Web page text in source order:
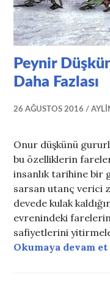
Peynir
Daha Fazlası
26 AĞUSTOS 2016
Onur düşkünü
bu özelliklerin
insanlık tarihine bir
sarsan utanç verici
devede kulak
evrenindeki
safiyetlerini
Okumaya devam et